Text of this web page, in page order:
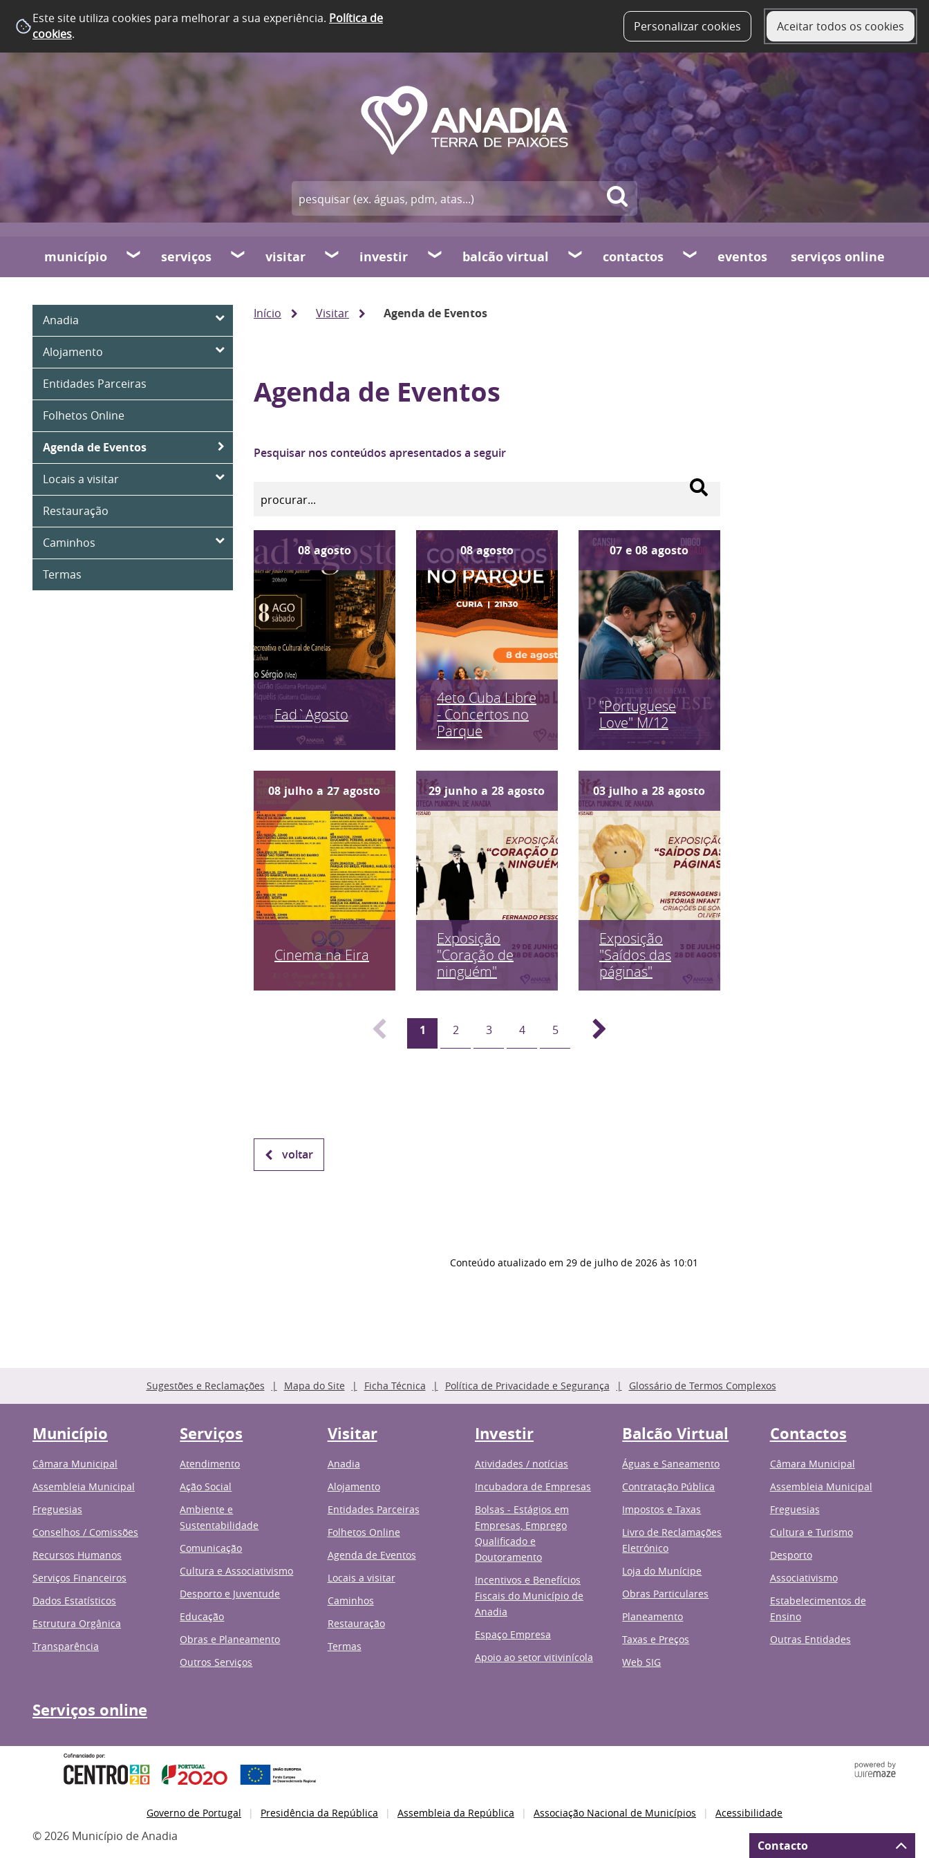
Este site utiliza cookies para melhorar a sua experiência. Política de
cookies. Personalizar cookies Aceitar todos os cookies
município serviços visitar investir balcão virtual contactos eventos serviços online
Anadia
Alojamento
Entidades Parceiras
Folhetos Online
Agenda de Eventos
Locais a visitar
Restauração
Caminhos
Termas
Início Visitar Agenda de Eventos
Agenda de Eventos
Pesquisar nos conteúdos apresentados a seguir
08 agosto
Fad`Agosto
08 agosto
4eto Cuba Libre
- Concertos no
Parque
07 e 08 agosto
"Portuguese
Love" M/12
08 julho a 27 agosto
Cinema na Eira
29 junho a 28 agosto
Exposição
"Coração de
ninguém"
03 julho a 28 agosto
Exposição
"Saídos das
páginas"
1 2 3 4 5
voltar
Conteúdo atualizado em 29 de julho de 2026 às 10:01
Sugestões e Reclamações Mapa do Site Ficha Técnica Política de Privacidade e Segurança Glossário de Termos Complexos
Município
Câmara Municipal
Assembleia Municipal
Freguesias
Conselhos / Comissões
Recursos Humanos
Serviços Financeiros
Dados Estatísticos
Estrutura Orgânica
Transparência
Serviços
Atendimento
Ação Social
Ambiente e
Sustentabilidade
Comunicação
Cultura e Associativismo
Desporto e Juventude
Educação
Obras e Planeamento
Outros Serviços
Visitar
Anadia
Alojamento
Entidades Parceiras
Folhetos Online
Agenda de Eventos
Locais a visitar
Caminhos
Restauração
Termas
Investir
Atividades / notícias
Incubadora de Empresas
Bolsas - Estágios em
Empresas, Emprego
Qualificado e
Doutoramento
Incentivos e Benefícios
Fiscais do Município de
Anadia
Espaço Empresa
Apoio ao setor vitivinícola
Balcão Virtual
Águas e Saneamento
Contratação Pública
Impostos e Taxas
Livro de Reclamações
Eletrónico
Loja do Munícipe
Obras Particulares
Planeamento
Taxas e Preços
Web SIG
Contactos
Câmara Municipal
Assembleia Municipal
Freguesias
Cultura e Turismo
Desporto
Associativismo
Estabelecimentos de
Ensino
Outras Entidades
Serviços online
Governo de Portugal Presidência da República Assembleia da República Associação Nacional de Municípios Acessibilidade
© 2026 Município de Anadia
Contacto